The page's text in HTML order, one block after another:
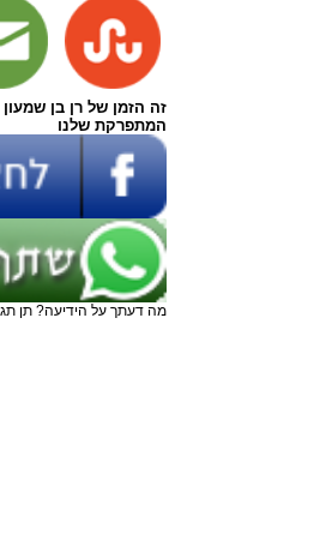
זה הזמן של רן בן
המתפרקת שלנו
מה דעתך על הידיעה? תן